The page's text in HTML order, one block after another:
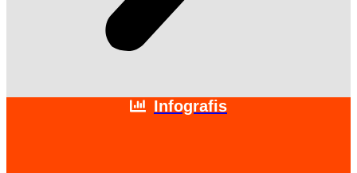
Infografis